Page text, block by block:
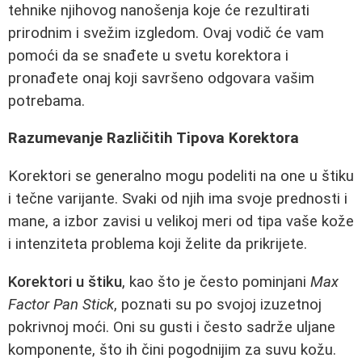
tehnike njihovog nanošenja koje će rezultirati
prirodnim i svežim izgledom. Ovaj vodič će vam
pomoći da se snađete u svetu korektora i
pronađete onaj koji savršeno odgovara vašim
potrebama.
Razumevanje Različitih Tipova Korektora
Korektori se generalno mogu podeliti na one u štiku
i tečne varijante. Svaki od njih ima svoje prednosti i
mane, a izbor zavisi u velikoj meri od tipa vaše kože
i intenziteta problema koji želite da prikrijete.
Korektori u štiku, kao što je često pominjani Max
Factor Pan Stick, poznati su po svojoj izuzetnoj
pokrivnoj moći. Oni su gusti i često sadrže uljane
komponente, što ih čini pogodnijim za suvu kožu.